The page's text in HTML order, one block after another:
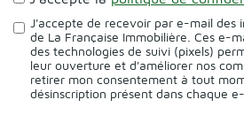
J'accepte de recevoir par e-mail des
de La Française Immobilière. Ces e-
des technologies de suivi (pixels)
leur ouverture et d'améliorer nos
retirer mon consentement à tout
désinscription présent dans chaque